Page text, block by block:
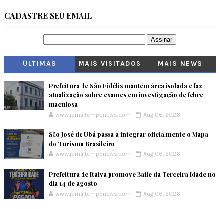
CADASTRE SEU EMAIL
ÚLTIMAS MAIS VISITADOS MAIS NEWS
Prefeitura de São Fidélis mantém área isolada e faz
atualização sobre exames em investigação de febre
maculosa
www.jornaltemponews.com Aug 06, 2026
São José de Ubá passa a integrar oficialmente o Mapa
do Turismo Brasileiro
www.jornaltemponews.com Aug 06, 2026
Prefeitura de Italva promove Baile da Terceira Idade no
dia 14 de agosto
www.jornaltemponews.com Aug 06, 2026